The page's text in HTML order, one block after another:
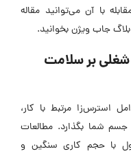
با آن می‌توانید مقاله
بلاگ جاب ویژن بخوانید.
بر سلامت
استرس‌زا مرتبط با کار،
شما بگذارد. مطالعات
با حجم کاری سنگین و